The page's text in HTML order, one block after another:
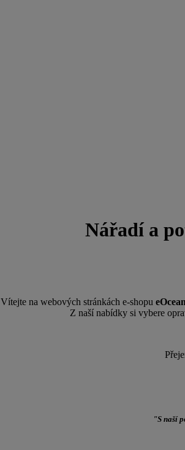
Nářadí a
Vítejte na webových stránkách e-shopu
Z naší nabídky si vybere
"S naší